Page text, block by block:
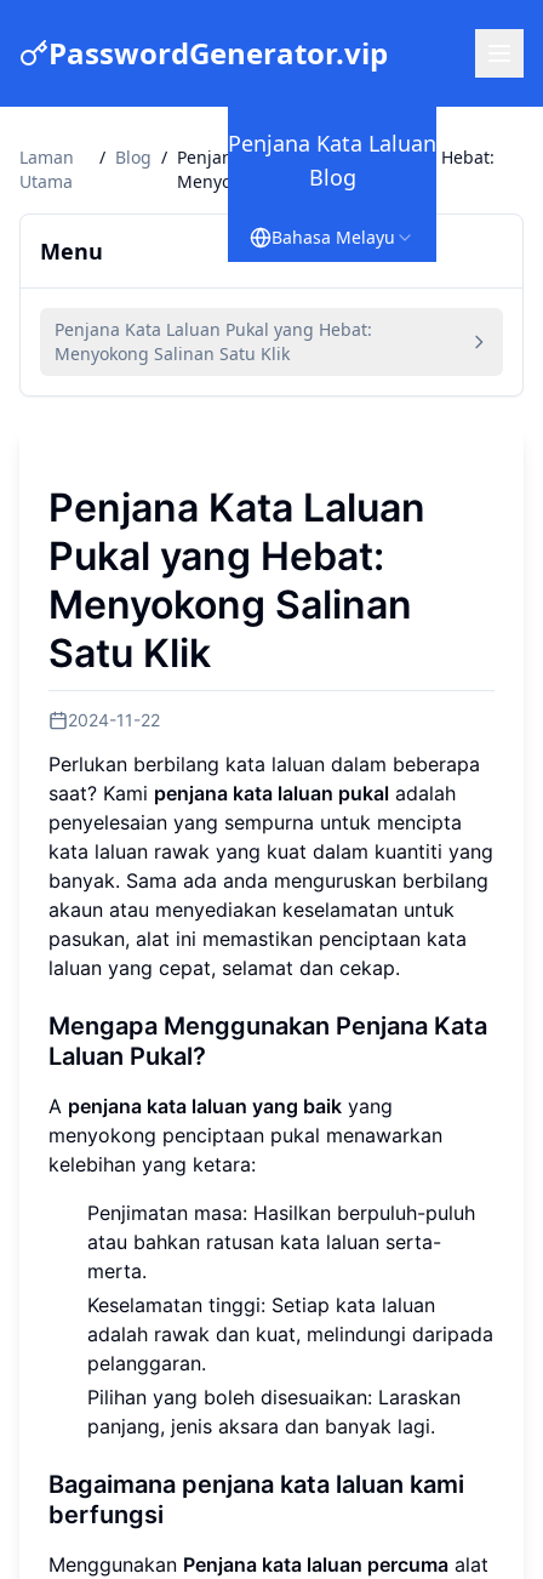
PasswordGenerator.vip
Penjana Kata Laluan
Blog
Bahasa Melayu
Laman
Utama
/ Blog / Penjana Kata Laluan Pukal yang Hebat:
Menyokong Salinan Satu Klik
Menu
Penjana Kata Laluan Pukal yang Hebat:
Menyokong Salinan Satu Klik
Penjana Kata Laluan
Pukal yang Hebat:
Menyokong Salinan
Satu Klik
2024-11-22
Perlukan berbilang kata laluan dalam beberapa
saat? Kami penjana kata laluan pukal adalah
penyelesaian yang sempurna untuk mencipta
kata laluan rawak yang kuat dalam kuantiti yang
banyak. Sama ada anda menguruskan berbilang
akaun atau menyediakan keselamatan untuk
pasukan, alat ini memastikan penciptaan kata
laluan yang cepat, selamat dan cekap.
Mengapa Menggunakan Penjana Kata
Laluan Pukal?
A penjana kata laluan yang baik yang
menyokong penciptaan pukal menawarkan
kelebihan yang ketara:
Penjimatan masa: Hasilkan berpuluh-puluh
atau bahkan ratusan kata laluan serta-
merta.
Keselamatan tinggi: Setiap kata laluan
adalah rawak dan kuat, melindungi daripada
pelanggaran.
Pilihan yang boleh disesuaikan: Laraskan
panjang, jenis aksara dan banyak lagi.
Bagaimana penjana kata laluan kami
berfungsi
Menggunakan Penjana kata laluan percuma alat